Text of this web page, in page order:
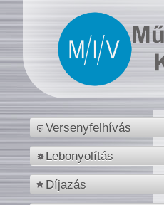
Versenyfelhívás
Lebonyolítás
Díjazás